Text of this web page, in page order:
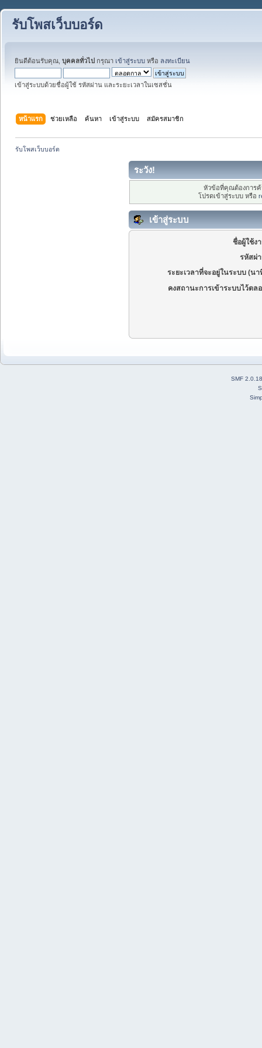
รับโพสเว็บบอร์ด
ยินดีต้อนรับคุณ, บุคคลทั่วไป กรุณา เข้าสู่ระบบ หรือ ลงทะเบียน
เข้าสู่ระบบด้วยชื่อผู้ใช้ รหัสผ่าน และระยะเวลาในเซสชั่น
หน้าแรก ช่วยเหลือ ค้นหา เข้าสู่ระบบ สมัครสมาชิก
รับโพสเว็บบอร์ด
ระวัง!
หัวข้อที่คุณต้องการ
โปรดเข้าสู่ระบบ หรือ
เข้าสู่ระบบ
ชื่อผู้ใช้ง
รหัสผ่
ระยะเวลาที่จะอยู่ในระบบ (นา
คงสถานะการเข้าระบบไว้ตล
SMF 2.0.18